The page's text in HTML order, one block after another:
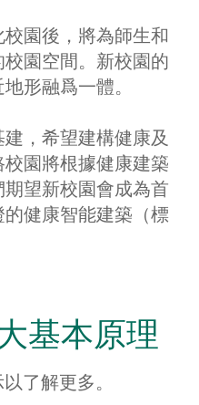
園後，將為師生和
園空間。新校園的
形融爲一體。
，希望建構健康及
園將根據健康建築
望新校園會成為首
健康智能建築（標
基本原理
了解更多。